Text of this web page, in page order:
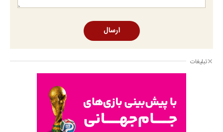
ارسال
تبلیغات